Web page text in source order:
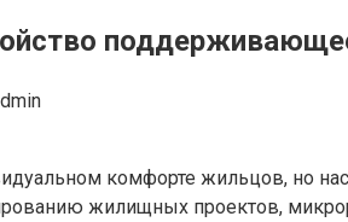
комфорте жильцов, но
жилищных проектов,